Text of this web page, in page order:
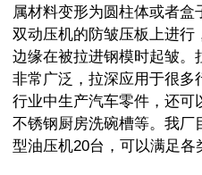
属材料变形为圆柱体或者
双动压机的防皱压板上进行
边缘在被拉进钢模时起皱。
非常广泛，拉深应用于很多
行业中生产汽车零件，还可
不锈钢厨房洗碗槽等。我厂
型油压机20台，可以满足各